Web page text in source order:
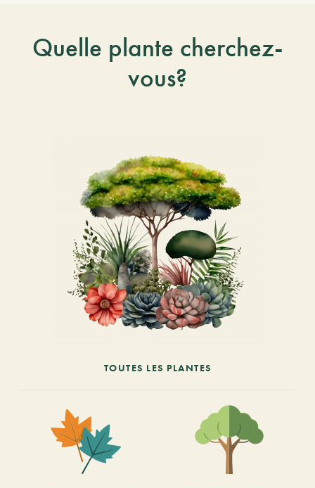
Quelle plante cherchez-
vous?
TOUTES LES PLANTES